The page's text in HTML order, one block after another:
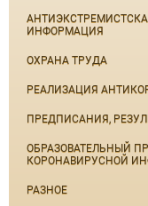
ИНФОРМАЦИЯ
ОХРАНА ТРУДА
РЕАЛИЗАЦИЯ
ПРЕДПИСАНИЯ,
ОБРАЗОВАТЕЛЬНЫЙ
КОРОНАВИРУСНОЙ
РАЗНОЕ